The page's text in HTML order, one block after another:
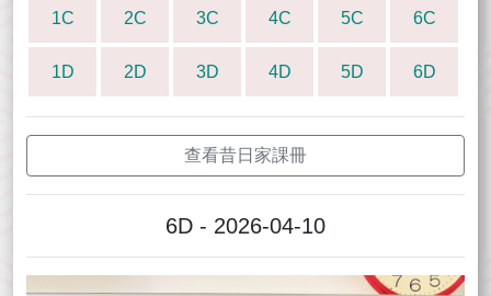
1C 2C 3C 4C 5C 6C
1D 2D 3D 4D 5D 6D
查看昔日家課冊
6D - 2026-04-10